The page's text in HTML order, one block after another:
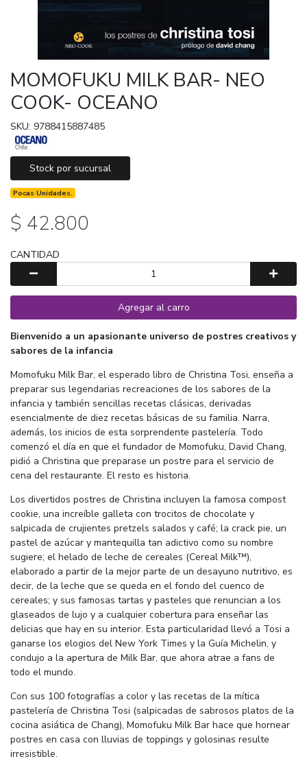
MOMOFUKU MILK BAR- NEO
COOK- OCEANO
SKU: 9788415887485
Stock por sucursal
Pocas Unidades.
$ 42.800
CANTIDAD
Agregar al carro
Bienvenido a un apasionante universo de postres creativos y
sabores de la infancia
Momofuku Milk Bar, el esperado libro de Christina Tosi, enseña a
preparar sus legendarias recreaciones de los sabores de la
infancia y también sencillas recetas clásicas, derivadas
esencialmente de diez recetas básicas de su familia. Narra,
además, los inicios de esta sorprendente pastelería. Todo
comenzó el día en que el fundador de Momofuku, David Chang,
pidió a Christina que preparase un postre para el servicio de
cena del restaurante. El resto es historia.
Los divertidos postres de Christina incluyen la famosa compost
cookie, una increíble galleta con trocitos de chocolate y
salpicada de crujientes pretzels salados y café; la crack pie, un
pastel de azúcar y mantequilla tan adictivo como su nombre
sugiere; el helado de leche de cereales (Cereal Milk™),
elaborado a partir de la mejor parte de un desayuno nutritivo, es
decir, de la leche que se queda en el fondo del cuenco de
cereales; y sus famosas tartas y pasteles que renuncian a los
glaseados de lujo y a cualquier cobertura para enseñar las
delicias que hay en su interior. Esta particularidad llevó a Tosi a
ganarse los elogios del New York Times y la Guía Michelin, y
condujo a la apertura de Milk Bar, que ahora atrae a fans de
todo el mundo.
Con sus 100 fotografías a color y las recetas de la mítica
pastelería de Christina Tosi (salpicadas de sabrosos platos de la
cocina asiática de Chang), Momofuku Milk Bar hace que hornear
postres en casa con lluvias de toppings y golosinas resulte
irresistible.